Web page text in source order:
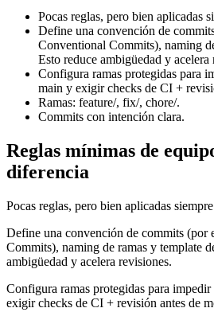
Pocas reglas, pero bien aplicadas
Define una convención de
Conventional Commits), naming
Esto reduce ambigüedad y acelera
Configura ramas protegidas para
main y exigir checks de CI +
Ramas: feature/, fix/, chore/.
Commits con intención clara.
Reglas mínimas de
diferencia
Pocas reglas, pero bien aplicadas
Define una convención de commits (por
Commits), naming de ramas y template
ambigüedad y acelera revisiones.
Configura ramas protegidas para
exigir checks de CI + revisión antes de